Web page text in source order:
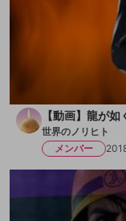
【動画】龍が
世界のノリヒト
メンバー